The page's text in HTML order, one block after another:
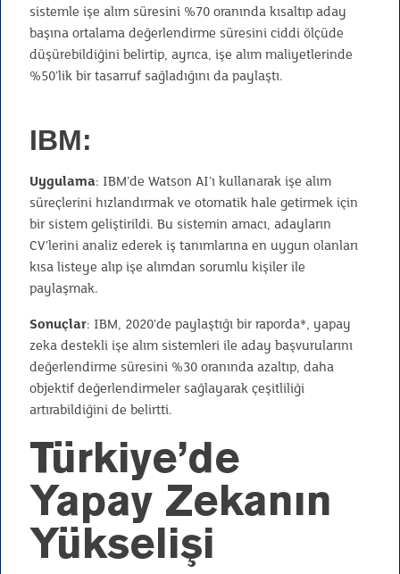
sistemle işe alım süresini %70 oranında kısaltıp aday
başına ortalama değerlendirme süresini ciddi ölçüde
düşürebildiğini belirtip, ayrıca, işe alım maliyetlerinde
%50’lik bir tasarruf sağladığını da paylaştı.
IBM:
Uygulama: IBM’de Watson AI’ı kullanarak işe alım
süreçlerini hızlandırmak ve otomatik hale getirmek için
bir sistem geliştirildi. Bu sistemin amacı, adayların
CV’lerini analiz ederek iş tanımlarına en uygun olanları
kısa listeye alıp işe alımdan sorumlu kişiler ile
paylaşmak.
Sonuçlar: IBM, 2020’de paylaştığı bir raporda*, yapay
zeka destekli işe alım sistemleri ile aday başvurularını
değerlendirme süresini %30 oranında azaltıp, daha
objektif değerlendirmeler sağlayarak çeşitliliği
artırabildiğini de belirtti.
Türkiye’de
Yapay Zekanın
Yükselişi